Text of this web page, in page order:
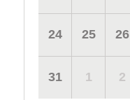
24 25 26
31 1 2